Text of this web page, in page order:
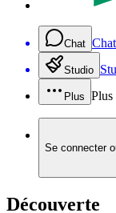
Chat Chat
Studio
Plus Plus
Se connecter
Découverte